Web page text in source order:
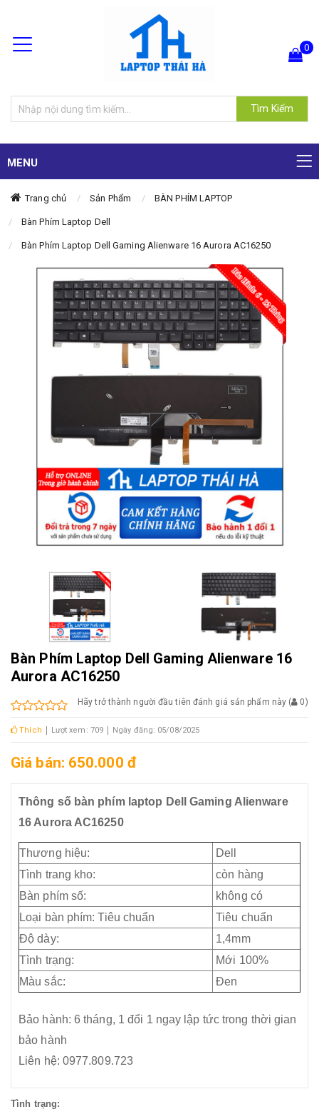
Tìm Kiếm
0
MENU
Trang chủ Sản Phẩm BÀN PHÍM LAPTOP
Bàn Phím Laptop Dell
Bàn Phím Laptop Dell Gaming Alienware 16 Aurora AC16250
Bàn Phím Laptop Dell Gaming Alienware 16
Aurora AC16250
Hãy trở thành người đầu tiên đánh giá sản phẩm này ( 0)
Thích Lượt xem: 709 Ngày đăng: 05/08/2025
Giá bán: 650.000 đ
Thông số bàn phím laptop Dell Gaming Alienware
16 Aurora AC16250
Thương hiệu:
Dell
Tình trang kho:
còn hàng
Bàn phím số:
không có
Loại bàn phím: Tiêu chuẩn
Tiêu chuẩn
Độ dày:
1,4mm
Tình trạng:
Mới 100%
Màu sắc:
Đen
Bảo hành: 6 tháng, 1 đổi 1 ngay lập tức trong thời gian
bảo hành
Liên hệ: 0977.809.723
Tình trạng: